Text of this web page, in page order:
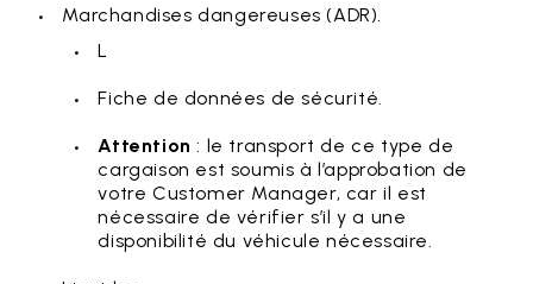
Marchandises dangereuses (ADR).
L
Fiche de données de sécurité.
Attention : le transport de ce type de
cargaison est soumis à l’approbation de
votre Customer Manager, car il est
nécessaire de vérifier s’il y a une
disponibilité du véhicule nécessaire.